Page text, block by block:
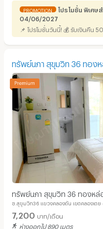
PROMOTION
โปรโมชั่น พิเศษ
04/06/2027
📌 โปรโมชั่นวันนี้! 💰 รับเงินคืน
ทรัพย์นภา สุขุมวิท 36 ทอง
ทรัพย์นภา สุขุมวิท 36 ทองหล่
ซ.สุขุมวิท36 แขวงคลองตัน เขตคลองเต
7,200 บาท/เดือน
ห่างออกไป 890 เมตร